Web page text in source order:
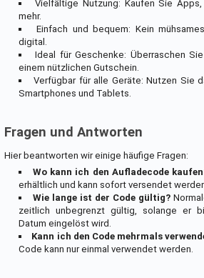
Vielfältige Nutzung: Kaufen Sie
mehr.
Einfach und bequem: Kein
digital.
Ideal für Geschenke: Überraschen
einem nützlichen Gutschein.
Verfügbar für alle Geräte: Nutzen Sie
Smartphones und Tablets.
Fragen und Antworten
Hier beantworten wir einige häufige Fragen:
Wo kann ich den Aufladecode
erhältlich und kann sofort versendet
Wie lange ist der Code gültig?
zeitlich unbegrenzt gültig, solange er
Datum eingelöst wird.
Kann ich den Code mehrmals
Code kann nur einmal verwendet werden.